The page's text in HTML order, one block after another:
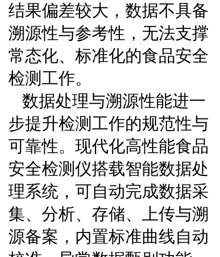
结果偏差较大，数据不具备
溯源性与参考性，无法支撑
常态化、标准化的食品安全
检测工作。
数据处理与溯源性能进一
步提升检测工作的规范性与
可靠性。现代化高性能食品
安全检测仪搭载智能数据处
理系统，可自动完成数据采
集、分析、存储、上传与溯
源备案，内置标准曲线自动